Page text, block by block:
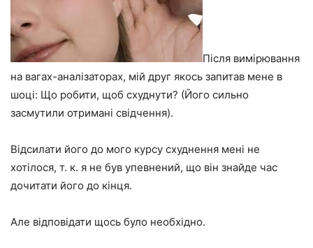
Після вимірювання
на вагах-аналізаторах, мій друг якось запитав мене в
шоці: Що робити, щоб схуднути? (Його сильно
засмутили отримані свідчення).
Відсилати його до мого курсу схуднення мені не
хотілося, т. к. я не був упевнений, що він знайде час
дочитати його до кінця.
Але відповідати щось було необхідно.